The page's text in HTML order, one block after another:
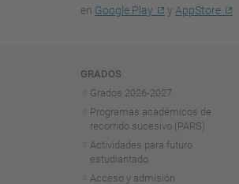
en Google Play y AppStore
Navegación
GRADOS
Grados 2026-2027
Programas académicos de
recorrido sucesivo (PARS)
Actividades para futuro
estudiantado
Acceso y admisión